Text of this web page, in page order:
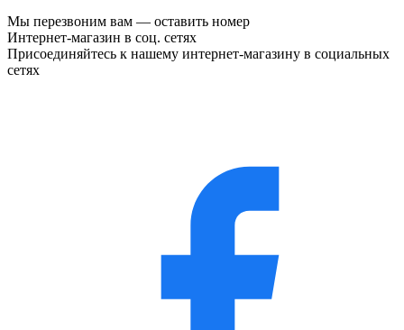
Мы перезвоним вам — оставить номер
Интернет-магазин в соц. сетях
Присоединяйтесь к нашему интернет-магазину в социальных
сетях